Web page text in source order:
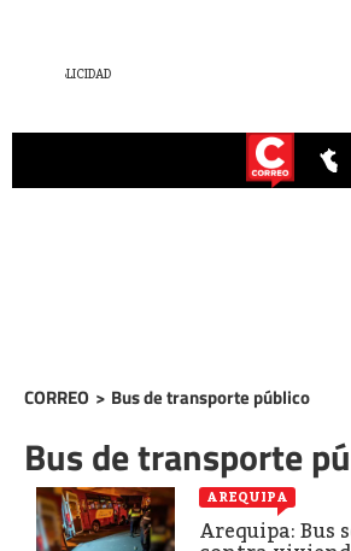
CORREO > Bus de transporte público
Bus de transporte
AREQUIPA
Arequipa: Bus